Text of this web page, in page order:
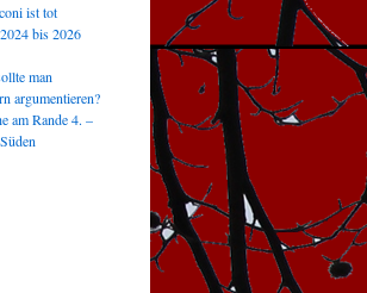
ist tot
bis 2026
man
argumentieren?
am Rande 4. –